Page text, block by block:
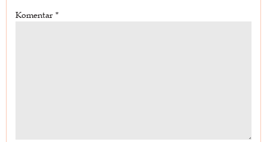
Komentar *